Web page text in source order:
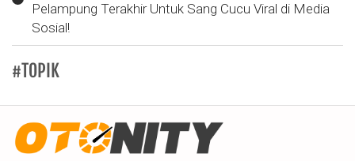
Pelampung Terakhir Untuk Sang Cucu Viral di Media
Sosial!
#TOPIK